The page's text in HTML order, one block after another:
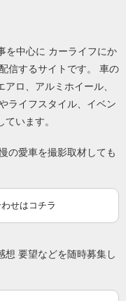
を中心に カーライフにか
信するサイトです。 車の
ロ、アルミホイール、
ライフスタイル、イベン
います。
の愛車を撮影取材しても
せはコチラ
想 要望などを随時募集し